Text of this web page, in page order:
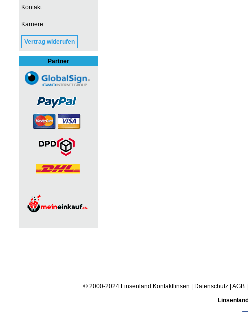
Kontakt
Karriere
Vertrag widerufen
Partner
© 2000-2024 Linsenland Kontaktlinsen Datenschutz AGB